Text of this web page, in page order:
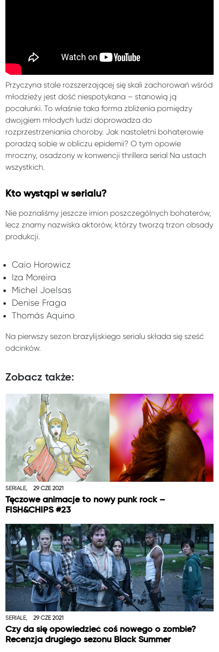
Przyczyna stale rozszerzającej się skali zachorowań wśród
młodzieży jest dość niespotykana – stanowią ją
pocałunki. To właśnie taka forma zbliżenia pomiędzy
dwojgiem młodych ludzi doprowadza do
rozprzestrzeniania choroby. Jak nastoletni bohaterowie
poradzą sobie w obliczu epidemii? O tym opowie
mroczny, osadzony w konwencji thrillera serial Na ustach
wszystkich.
Kto wystąpi w serialu?
Nie poznaliśmy jeszcze imion poszczególnych bohaterów,
lecz znamy nazwiska aktorów, którzy tworzą trzon obsady
produkcji.
Caio Horowicz
Iza Moreira
Michel Joelsas
Denise Fraga
Thomás Aquino
Na pierwszy sezon brazylijskiego serialu składa się sześć
odcinków.
Zobacz także:
SERIALE, 29 CZE 2021
Tęczowe animacje to nowy punk rock –
FISH&CHIPS #23
SERIALE, 29 CZE 2021
Czy da się opowiedzieć coś nowego o zombie?
Recenzja drugiego sezonu Black Summer